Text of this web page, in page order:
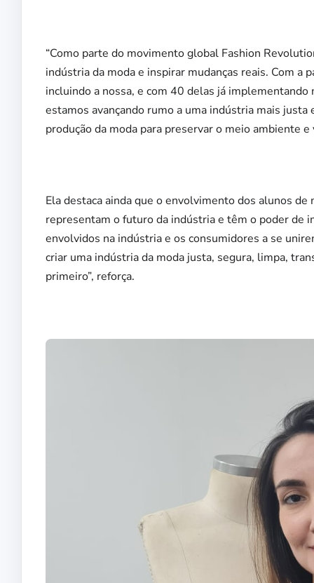
“Como parte do movimento global Fashion
indústria da moda e inspirar mudanças reais. Com
incluindo a nossa, e com 40 delas já
estamos avançando rumo a uma indústria mais
produção da moda para preservar o meio ambiente
Ela destaca ainda que o envolvimento dos alunos
representam o futuro da indústria e têm o poder de
envolvidos na indústria e os consumidores a se
criar uma indústria da moda justa, segura, limpa,
primeiro”, reforça.